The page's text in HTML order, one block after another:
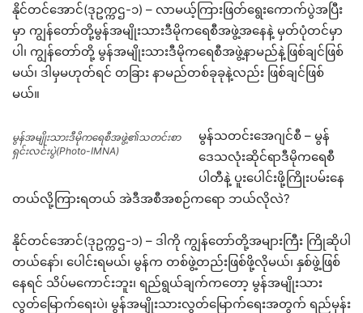
နိုင်တင်အောင်(ဒုဥက္ကဌ-၁) – လာမယ့်ကြားဖြတ်ရွေးကောက်ပွဲအပြီး
မှာ ကျွန်တော်တို့မွန်အမျိုးသားဒီမိုကရေစီအဖွဲ့အနေနဲ့ မှတ်ပုံတင်မှာ
ပါ၊ ကျွန်တော်တို့ မွန်အမျိုးသားဒီမိုကရေစီအဖွဲ့နာမည်နဲ့ဖြစ်ချင်ဖြစ်
မယ်၊ ဒါမှမဟုတ်ရင် တခြား နာမည်တစ်ခုခုနဲ့လည်း ဖြစ်ချင်ဖြစ်
မယ်။
မွန်အမျိုးသားဒီမိုကရေစီအဖွဲ့၏သတင်းစာ
ရှင်းလင်းပွဲ(Photo-IMNA)
မွန်သတင်းအေဂျင်စီ – မွန်
ဒေသလုံးဆိုင်ရာဒီမိုကရေစီ
ပါတီနဲ့ ပူးပေါင်းဖို့ကြိုးပမ်းနေ
တယ်လို့ကြားရတယ် အဲဒီအစီအစဉ်ကရော ဘယ်လိုလဲ?
နိုင်တင်အောင်(ဒုဥက္ကဌ-၁) – ဒါကို ကျွန်တော်တို့အများကြီး ကြိုဆိုပါ
တယ်နော်၊ ပေါင်းရမယ်၊ မွန်က တစ်ဖွဲ့တည်းဖြစ်ဖို့လိုမယ်၊ နှစ်ဖွဲ့ဖြစ်
နေရင် သိပ်မကောင်းဘူး၊ ရည်ရွယ်ချက်ကတော့ မွန်အမျိုးသား
လွတ်မြောက်ရေးပဲ၊ မွန်အမျိုးသားလွတ်မြောက်ရေးအတွက် ရည်မှန်း